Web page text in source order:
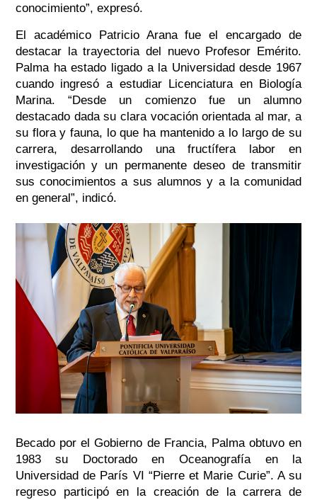
conocimiento”, expresó.
El académico Patricio Arana fue el encargado de
destacar la trayectoria del nuevo Profesor Emérito.
Palma ha estado ligado a la Universidad desde 1967
cuando ingresó a estudiar Licenciatura en Biología
Marina.“Desde un comienzo fue un alumno
destacado dada su clara vocación orientada al mar, a
su flora y fauna, lo que ha mantenido a lo largo de su
carrera, desarrollando una fructífera labor en
investigación y un permanente deseo de transmitir
sus conocimientos a sus alumnos y a la comunidad
en general”, indicó.
Becado por el Gobierno de Francia, Palma obtuvo en
1983 su Doctorado en Oceanografía en la
Universidad de París VI “Pierre et Marie Curie”. A su
regreso participó en la creación de la carrera de